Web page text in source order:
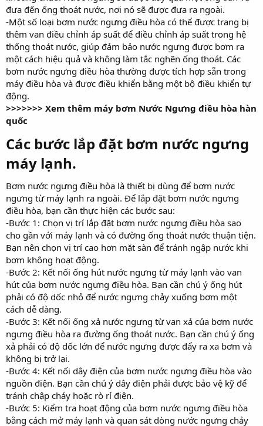
đưa đến ống thoát nước, nơi nó sẽ được đưa ra ngoài.
-Một số loại bơm nước ngưng điều hòa có thể được trang bị
thêm van điều chỉnh áp suất để điều chỉnh áp suất trong hệ
thống thoát nước, giúp đảm bảo nước ngưng được bơm ra
một cách hiệu quả và không làm tắc nghẽn ống thoát. Các
bơm nước ngưng điều hòa thường được tích hợp sẵn trong
máy điều hòa và được điều khiển bằng một bộ điều khiển tự
động.
>>>>>>> Xem thêm máy bơm Nước Ngưng điều hòa hàn
quốc
Các bước lắp đặt bơm nước ngưng
máy lạnh.
Bơm nước ngưng điều hòa là thiết bị dùng để bơm nước
ngưng từ máy lạnh ra ngoài. Để lắp đặt bơm nước ngưng
điều hòa, bạn cần thực hiện các bước sau:
-Bước 1: Chọn vị trí lắp đặt bơm nước ngưng điều hòa sao
cho gần với máy lạnh và có đường ống thoát nước thuận tiện.
Bạn nên chọn vị trí cao hơn mặt sàn để tránh ngập nước khi
bơm không hoạt động.
-Bước 2: Kết nối ống hút nước ngưng từ máy lạnh vào van
hút của bơm nước ngưng điều hòa. Bạn cần chú ý ống hút
phải có độ dốc nhỏ để nước ngưng chảy xuống bơm một
cách dễ dàng.
-Bước 3: Kết nối ống xả nước ngưng từ van xả của bơm nước
ngưng điều hòa ra đường ống thoát nước. Bạn cần chú ý ống
xả phải có độ dốc lớn để nước ngưng được đẩy ra xa bơm và
không bị trở lại.
-Bước 4: Kết nối dây điện của bơm nước ngưng điều hòa vào
nguồn điện. Bạn cần chú ý dây điện phải được bảo vệ kỹ để
tránh chập cháy hoặc rò rỉ điện.
-Bước 5: Kiểm tra hoạt động của bơm nước ngưng điều hòa
bằng cách mở máy lạnh và quan sát dòng nước ngưng chảy